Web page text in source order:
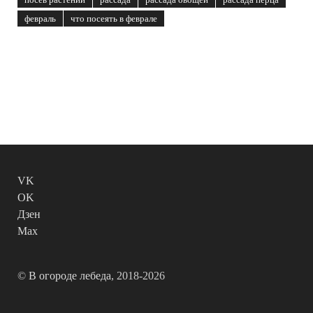
февраль
что посеять в феврале
VK
OK
Дзен
Max
© В огороде лебеда, 2018-2026